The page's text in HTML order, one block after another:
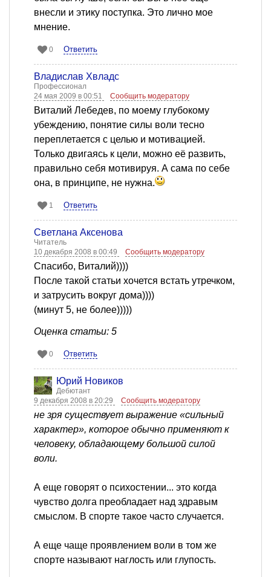
внесли и этику поступка. Это лично мое
мнение.
0 Ответить
Владислав Хвладс
Профессионал
24 мая 2009 в 00:51
Сообщить модератору
Виталий Лебедев, по моему глубокому
убеждению, понятие силы воли тесно
переплетается с целью и мотивацией.
Только двигаясь к цели, можно её развить,
правильно себя мотивируя. А сама по себе
она, в принципе, не нужна.
1 Ответить
Светлана Аксенова
Читатель
10 декабря 2008 в 00:49
Сообщить модератору
Спасибо, Виталий))))
После такой статьи хочется встать утречком,
и затрусить вокруг дома))))
(минут 5, не более)))))
Оценка статьи: 5
0 Ответить
Юрий Новиков
Дебютант
9 декабря 2008 в 20:29
Сообщить модератору
не зря существует выражение «сильный
характер», которое обычно применяют к
человеку, обладающему большой силой
воли.
А еще говорят о психостении... это когда
чувство долга преобладает над здравым
смыслом. В спорте такое часто случается.
А еще чаще проявлением воли в том же
спорте называют наглость или глупость.